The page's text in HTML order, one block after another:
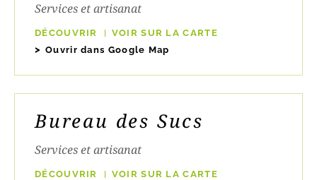
Services et artisanat
DÉCOUVRIR
VOIR SUR LA CARTE
Ouvrir dans Google Map
Bureau des Sucs
Services et artisanat
DÉCOUVRIR
VOIR SUR LA CARTE